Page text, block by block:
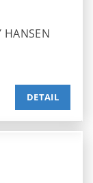
HANSEN
DETAIL